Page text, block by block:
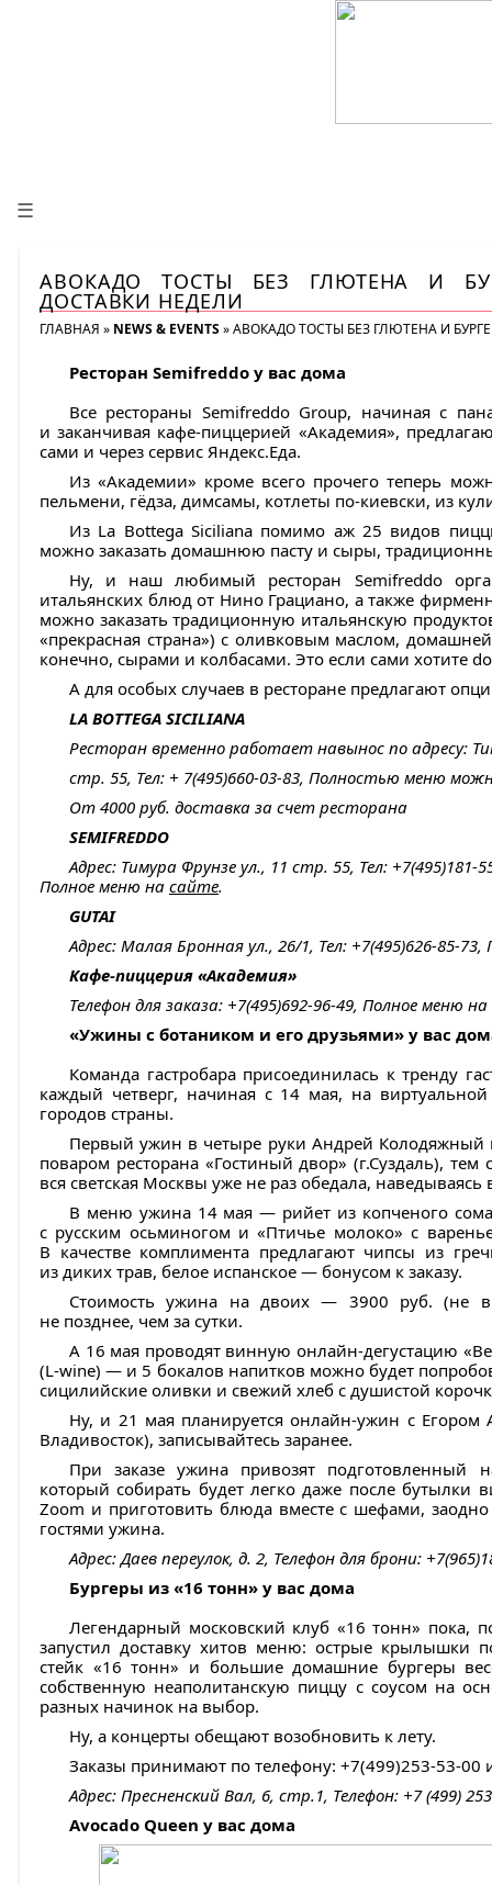
☰
АВОКАДО ТОСТЫ БЕЗ ГЛЮТЕНА И
ДОСТАВКИ НЕДЕЛИ
ГЛАВНАЯ » NEWS & EVENTS »АВОКАДО ТОСТЫ БЕЗ ГЛЮТЕНА И
Ресторан Semifreddo у вас дома
Все рестораны Semifreddo Group, начиная с
и заканчивая кафе-пиццерией «Академия»,
сами и через сервис Яндекс.Еда.
Из «Академии» кроме всего прочего теперь
пельмени, гёдза, димсамы, котлеты по‑киевски, из
Из La Bottega Siciliana помимо аж 25 видов
можно заказать домашнюю пасту и сыры,
Ну, и наш любимый ресторан Semifreddo
итальянских блюд от Нино Грациано, а также
можно заказать традиционную итальянскую
«прекрасная страна») с оливковым маслом,
конечно, сырами и колбасами. Это если сами хотите
А для особых случаев в ресторане предлагают
LA BOTTEGA SICILIANA
Ресторан временно работает навынос по адресу:
стр. 55, Тел: + 7(495)660-03-83, Полностью меню
От 4000 руб. доставка за счет ресторана
SEMIFREDDO
Адрес: Тимура Фрунзе ул., 11 стр. 55, Тел: +7(495)181-
Полное меню на сайте.
GUTAI
Адрес: Малая Бронная ул., 26/1, Тел: +7(495)626-85-
Кафе-пиццерия «Академия»
Телефон для заказа: +7(495)692-96-49, Полное меню на
«Ужины с ботаником и его друзьями» у вас
Команда гастробара присоединилась к тренду
каждый четверг, начиная с 14 мая, на
городов страны.
Первый ужин в четыре руки Андрей
поваром ресторана «Гостиный двор» (г.Суздаль),
вся светская Москвы уже не раз обедала, наведываясь
В меню ужина 14 мая — рийет из копченого
с русским осьминогом и «Птичье молоко» с
В качестве комплимента предлагают чипсы из
из диких трав, белое испанское — бонусом к заказу.
Стоимость ужина на двоих — 3900 руб. (не
не позднее, чем за сутки.
А 16 мая проводят винную онлайн-дегустацию
(L-wine) — и 5 бокалов напитков можно будет
сицилийские оливки и свежий хлеб с душистой
Ну, и 21 мая планируется онлайн-ужин с
Владивосток), записывайтесь заранее.
При заказе ужина привозят подготовленный
который собирать будет легко даже после
Zoom и приготовить блюда вместе с шефами,
гостями ужина.
Адрес: Даев переулок, д. 2, Телефон для брони:
Бургеры из «16 тонн» у вас дома
Легендарный московский клуб «16 тонн» пока,
запустил доставку хитов меню: острые крылышки
стейк «16 тонн» и большие домашние бургеры
собственную неаполитанскую пиццу с соусом на
разных начинок на выбор.
Ну, а концерты обещают возобновить к лету.
Заказы принимают по телефону: +7(499)253-53-00
Адрес: Пресненский Вал, 6, стр.1, Телефон: +7 (499)
Avocado Queen у вас дома